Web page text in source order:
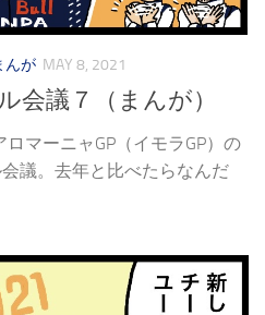
んが MAY 8, 2021
会議７（まんが）
マーニャGP（イモラGP）の
議。去年と比べたらなんだ